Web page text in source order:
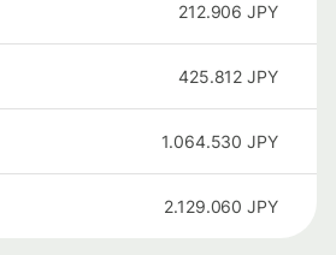
212.906 JPY
425.812 JPY
1.064.530 JPY
2.129.060 JPY